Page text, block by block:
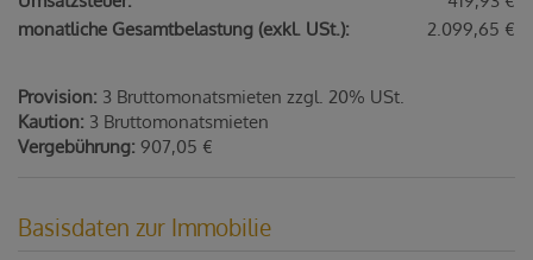
monatliche Gesamtbelastung (exkl. USt.):
2.099,65 €
Provision: 3 Bruttomonatsmieten zzgl. 20% USt.
Kaution: 3 Bruttomonatsmieten
Vergebührung: 907,05 €
Basisdaten zur Immobilie